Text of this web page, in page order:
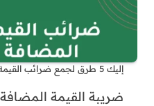
إليك 5 طرق لجمع ضرائب القيمة المضافة بشكل فعال
ضريبة القيمة